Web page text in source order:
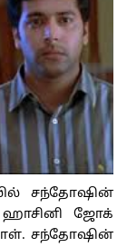
சந்தோஷின்
ஜோக்
சந்தோஷின்